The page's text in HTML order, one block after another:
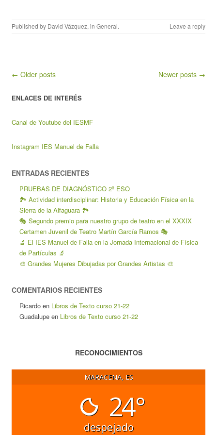
Published by David Vázquez, in General. Leave a reply
Post navigation
← Older posts Newer posts →
ENLACES DE INTERÉS
Canal de Youtube del IESMF
Instagram IES Manuel de Falla
ENTRADAS RECIENTES
PRUEBAS DE DIAGNÓSTICO 2º ESO
🏞️ Actividad interdisciplinar: Historia y Educación Física en la
Sierra de la Alfaguara 🏞️
🎭 Segundo premio para nuestro grupo de teatro en el XXXIX
Certamen Juvenil de Teatro Martín García Ramos 🎭
🔬 El IES Manuel de Falla en la Jornada Internacional de Física
de Partículas 🔬
🎨 Grandes Mujeres Dibujadas por Grandes Artistas 🎨
COMENTARIOS RECIENTES
Ricardo en Libros de Texto curso 21-22
Guadalupe en Libros de Texto curso 21-22
RECONOCIMIENTOS
MARACENA, ES
24°
despejado